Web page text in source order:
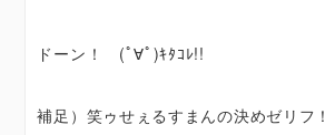
ドーン！ (ﾟ∀ﾟ)ｷﾀｺﾚ!!
補足）笑ゥせぇるすまんの決めゼリフ！